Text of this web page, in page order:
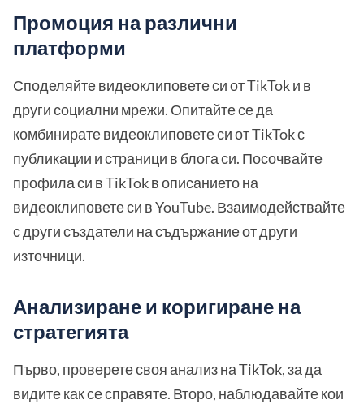
Промоция на различни
платформи
Споделяйте видеоклиповете си от TikTok и в
други социални мрежи. Опитайте се да
комбинирате видеоклиповете си от TikTok с
публикации и страници в блога си. Посочвайте
профила си в TikTok в описанието на
видеоклиповете си в YouTube. Взаимодействайте
с други създатели на съдържание от други
източници.
Анализиране и коригиране на
стратегията
Първо, проверете своя анализ на TikTok, за да
видите как се справяте. Второ, наблюдавайте кои